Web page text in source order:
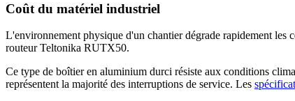
Coût du matériel industriel
L'environnement physique d'un chantier dégrade rapidement les
routeur Teltonika RUTX50.
Ce type de boîtier en aluminium durci résiste aux conditions
représentent la majorité des interruptions de service. Les